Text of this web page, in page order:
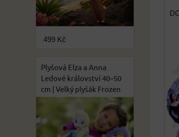
499 Kč
Plyšová Elza a Anna
Ledové království 40–50
cm | Velký plyšák Frozen